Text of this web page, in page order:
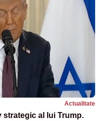
Actualitate
al lui Trump.